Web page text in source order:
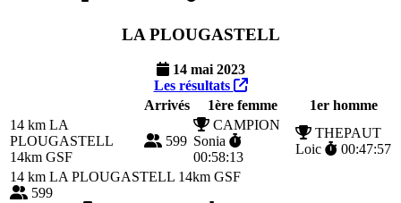
LA PLOUGASTELL
14 mai 2023
Les résultats
Arrivés
1ère femme
1er homme
14 km LA
PLOUGASTELL
14km GSF
599
CAMPION
Sonia
00:58:13
THEPAUT
Loic
00:47:57
14 km LA PLOUGASTELL 14km GSF
599